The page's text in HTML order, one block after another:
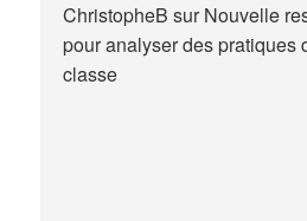
ChristopheB surNouvelle
pour analyser des pratiques
classe